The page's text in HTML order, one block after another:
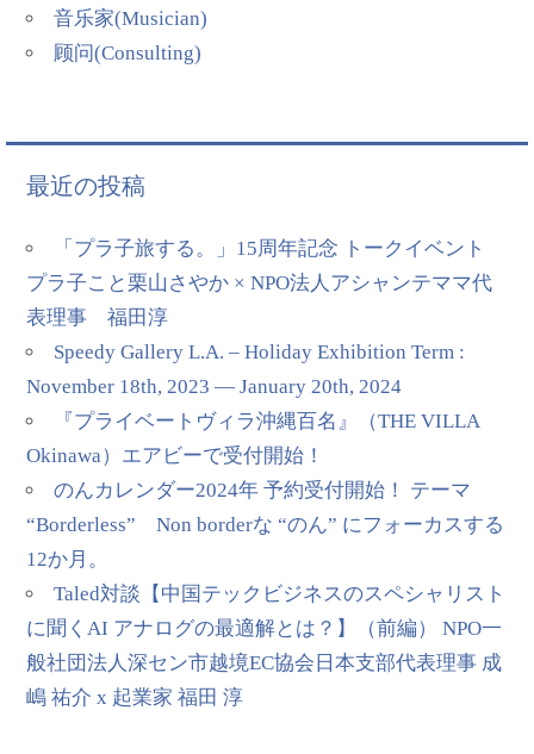
音乐家(Musician)
顾问(Consulting)
最近の投稿
「プラ子旅する。」15周年記念 トークイベント
プラ子こと栗山さやか × NPO法人アシャンテママ代
表理事 福田淳
Speedy Gallery L.A. – Holiday Exhibition Term :
November 18th, 2023 — January 20th, 2024
『プライベートヴィラ沖縄百名』（THE VILLA
Okinawa）エアビーで受付開始！
のんカレンダー2024年 予約受付開始！ テーマ
“Borderless” Non borderな “のん” にフォーカスする
12か月。
Taled対談【中国テックビジネスのスペシャリスト
に聞くAI アナログの最適解とは？】（前編） NPO一
般社団法人深セン市越境EC協会日本支部代表理事 成
嶋 祐介 x 起業家 福田 淳